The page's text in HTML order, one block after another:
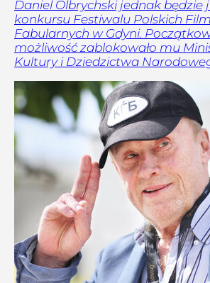
Daniel Olbrychski jednak będzie
konkursu Festiwalu Polskich
Fabularnych w Gdyni.
możliwość zablokowało mu
Kultury i Dziedzictwa